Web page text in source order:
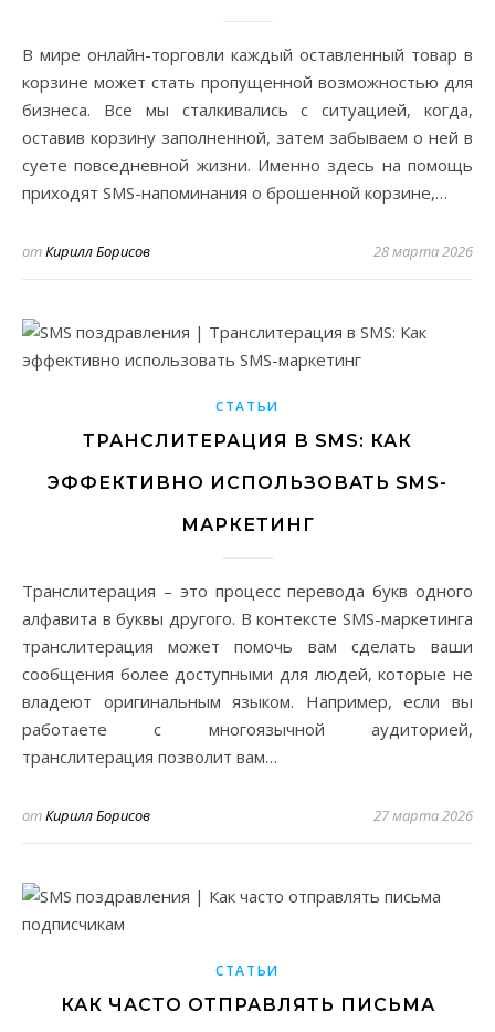
В мире онлайн-торговли каждый оставленный товар в
корзине может стать пропущенной возможностью для
бизнеса. Все мы сталкивались с ситуацией, когда,
оставив корзину заполненной, затем забываем о ней в
суете повседневной жизни. Именно здесь на помощь
приходят SMS-напоминания о брошенной корзине,…
отКирилл Борисов 28 марта 2026
СТАТЬИ
ТРАНСЛИТЕРАЦИЯ В SMS: КАК
ЭФФЕКТИВНО ИСПОЛЬЗОВАТЬ SMS-
МАРКЕТИНГ
Транслитерация – это процесс перевода букв одного
алфавита в буквы другого. В контексте SMS-маркетинга
транслитерация может помочь вам сделать ваши
сообщения более доступными для людей, которые не
владеют оригинальным языком. Например, если вы
работаете с многоязычной аудиторией,
транслитерация позволит вам…
отКирилл Борисов 27 марта 2026
СТАТЬИ
КАК ЧАСТО ОТПРАВЛЯТЬ ПИСЬМА